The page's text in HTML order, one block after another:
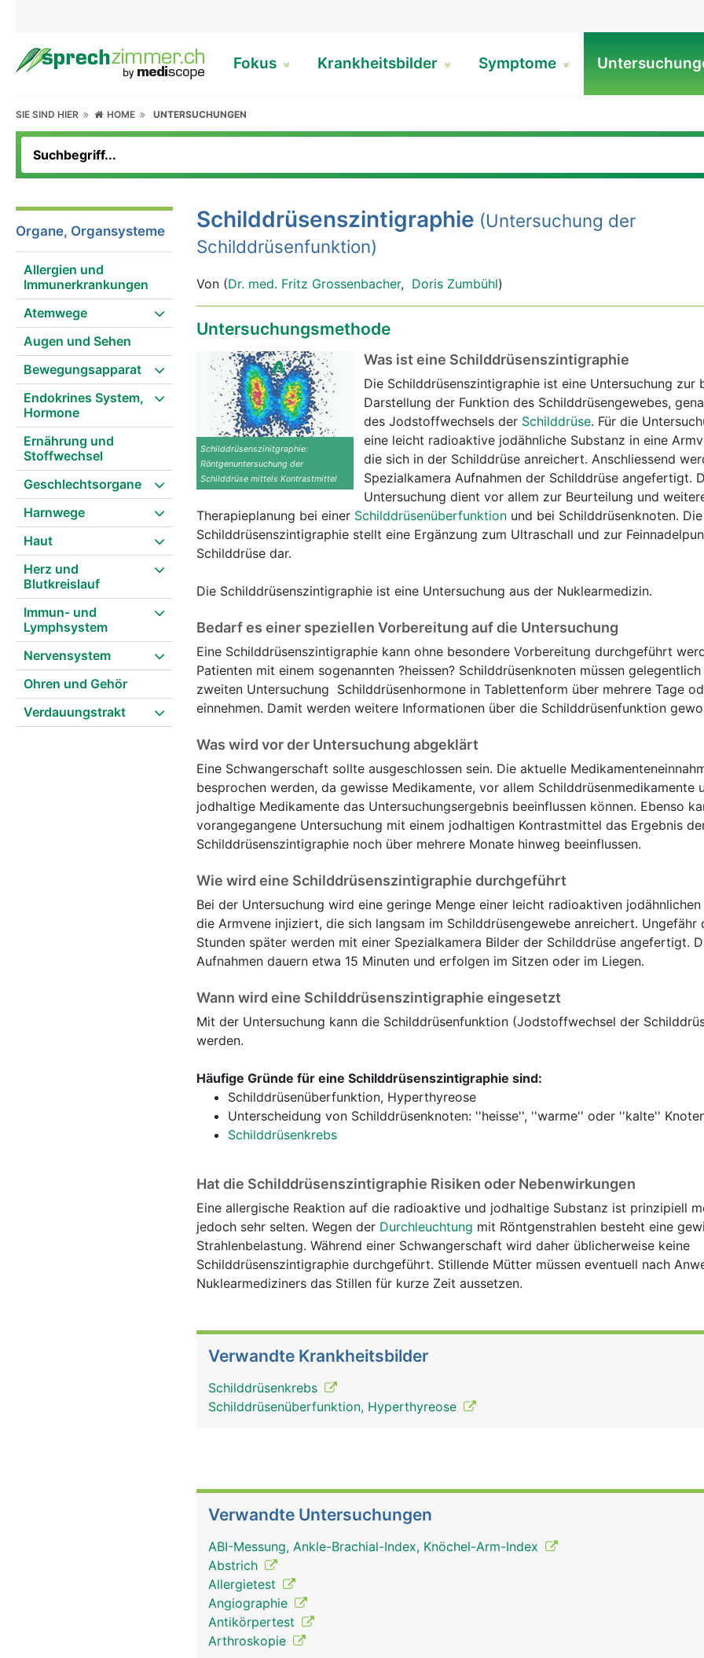
Fokus Krankheitsbilder Symptome
SIE SIND HIER HOME UNTERSUCHUNGEN
Organe, Organsysteme
Allergien und
Immunerkrankungen
Atemwege
Augen und Sehen
Bewegungsapparat
Endokrines System,
Hormone
Ernährung und
Stoffwechsel
Geschlechtsorgane
Harnwege
Haut
Herz und
Blutkreislauf
Immun- und
Lymphsystem
Nervensystem
Ohren und Gehör
Verdauungstrakt
Schilddrüsenszintigraphie (Untersuchung der
Schilddrüsenfunktion)
Von (Dr. med. Fritz Grossenbacher, Doris Zumbühl)
Untersuchungsmethode
Schilddrüsenszinitgraphie:
Röntgenuntersuchung der
Schilddrüse mittels Kontrastmittel
Was ist eine Schilddrüsenszintigraphie
Die Schilddrüsenszintigraphie ist eine Untersuchung zur
Darstellung der Funktion des Schilddrüsengewebes,
des Jodstoffwechsels der Schilddrüse. Für die
eine leicht radioaktive jodähnliche Substanz in eine
die sich in der Schilddrüse anreichert. Anschliessend
Spezialkamera Aufnahmen der Schilddrüse angefertigt.
Untersuchung dient vor allem zur Beurteilung und
Therapieplanung bei einer Schilddrüsenüberfunktion und bei Schilddrüsenknoten. Die
Schilddrüsenszintigraphie stellt eine Ergänzung zum Ultraschall und zur
Schilddrüse dar.
Die Schilddrüsenszintigraphie ist eine Untersuchung aus der Nuklearmedizin.
Bedarf es einer speziellen Vorbereitung auf die Untersuchung
Eine Schilddrüsenszintigraphie kann ohne besondere Vorbereitung durchgeführt
Patienten mit einem sogenannten ?heissen? Schilddrüsenknoten müssen
zweiten Untersuchung Schilddrüsenhormone in Tablettenform über mehrere Tage
einnehmen. Damit werden weitere Informationen über die Schilddrüsenfunktion
Was wird vor der Untersuchung abgeklärt
Eine Schwangerschaft sollte ausgeschlossen sein. Die aktuelle
besprochen werden, da gewisse Medikamente, vor allem Schilddrüsenmedikamente
jodhaltige Medikamente das Untersuchungsergebnis beeinflussen können. Ebenso
vorangegangene Untersuchung mit einem jodhaltigen Kontrastmittel das Ergebnis
Schilddrüsenszintigraphie noch über mehrere Monate hinweg beeinflussen.
Wie wird eine Schilddrüsenszintigraphie durchgeführt
Bei der Untersuchung wird eine geringe Menge einer leicht radioaktiven
die Armvene injiziert, die sich langsam im Schilddrüsengewebe anreichert. Ungefähr
Stunden später werden mit einer Spezialkamera Bilder der Schilddrüse angefertigt.
Aufnahmen dauern etwa 15 Minuten und erfolgen im Sitzen oder im Liegen.
Wann wird eine Schilddrüsenszintigraphie eingesetzt
Mit der Untersuchung kann die Schilddrüsenfunktion (Jodstoffwechsel der
werden.
Häufige Gründe für eine Schilddrüsenszintigraphie sind:
Schilddrüsenüberfunktion, Hyperthyreose
Unterscheidung von Schilddrüsenknoten: ''heisse'', ''warme'' oder ''kalte''
Schilddrüsenkrebs
Hat die Schilddrüsenszintigraphie Risiken oder Nebenwirkungen
Eine allergische Reaktion auf die radioaktive und jodhaltige Substanz ist prinzipiell
jedoch sehr selten. Wegen der Durchleuchtung mit Röntgenstrahlen besteht eine
Strahlenbelastung. Während einer Schwangerschaft wird daher üblicherweise keine
Schilddrüsenszintigraphie durchgeführt. Stillende Mütter müssen eventuell nach
Nuklearmediziners das Stillen für kurze Zeit aussetzen.
Verwandte Krankheitsbilder
Schilddrüsenkrebs
Schilddrüsenüberfunktion, Hyperthyreose
Verwandte Untersuchungen
ABI-Messung, Ankle-Brachial-Index, Knöchel-Arm-Index
Abstrich
Allergietest
Angiographie
Antikörpertest
Arthroskopie